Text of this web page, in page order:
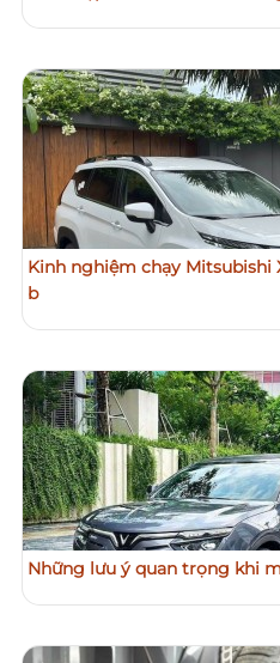
Kinh nghiệm chạy Mitsubishi
b
Những lưu ý quan trọng khi